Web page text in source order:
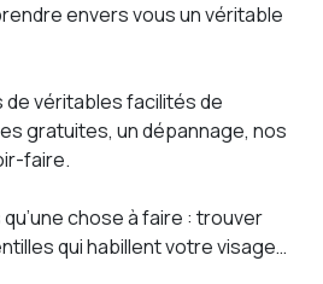
envers vous un véritable
véritables facilités de
gratuites, un dépannage, nos
faire.
chose à faire : trouver
qui habillent votre visage…